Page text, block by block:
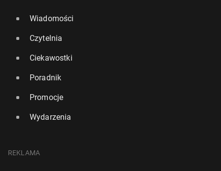
Wiadomości
Czytelnia
Ciekawostki
Poradnik
Promocje
Wydarzenia
REKLAMA